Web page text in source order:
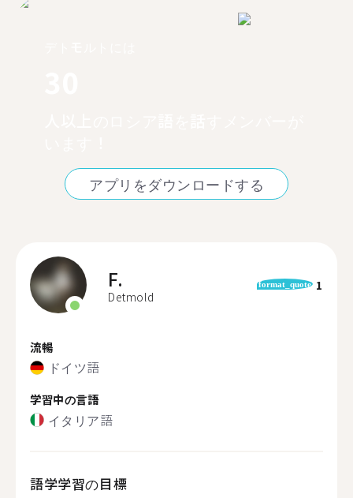
アプリをダウンロードする
F.
Detmold
format_quote 1
流暢
ドイツ語
学習中の言語
イタリア語
語学学習の目標